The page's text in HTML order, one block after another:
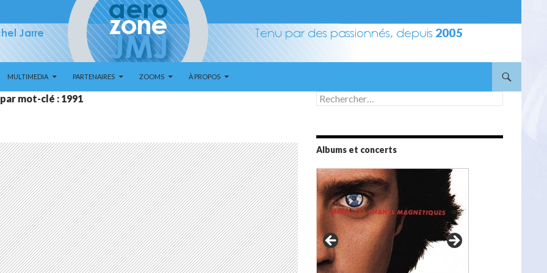
MULTIMEDIA PARTENAIRES ZOOMS À PROPOS
mot-clé : 1991 Rechercher :
Albums et concerts